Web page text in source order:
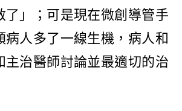
了」；可是現在微創導管手
病人多了一線生機，病人和
主治醫師討論並最適切的治